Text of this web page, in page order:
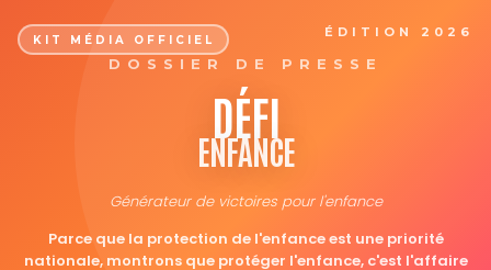
KIT MÉDIA OFFICIEL ÉDITION 2026
DOSSIER DE PRESSE
DÉFI
ENFANCE
Générateur de victoires pour l'enfance
Parce que la protection de l'enfance est une priorité
nationale, montrons que protéger l'enfance, c'est l'affaire